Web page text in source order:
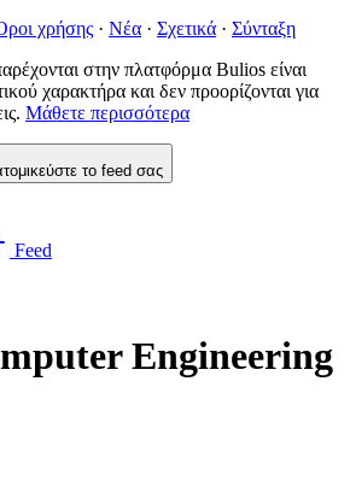
χρήσης · Νέα · Σχετικά · Σύνταξη
στην πλατφόρμα Bulios είναι
χαρακτήρα και δεν προορίζονται για
Μάθετε περισσότερα
το feed σας
Feed
Engineering